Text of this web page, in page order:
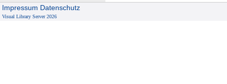
Impressum Datenschutz
Visual Library Server 2026